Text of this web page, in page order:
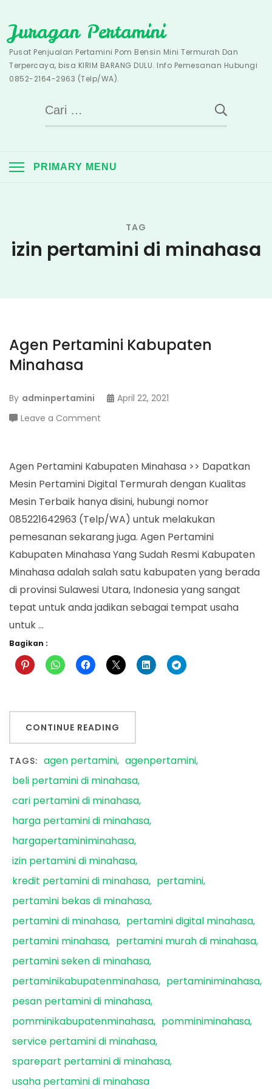
to
content
Juragan Pertamini
Pusat Penjualan Pertamini Pom Bensin Mini Termurah Dan
Terpercaya, bisa KIRIM BARANG DULU. Info Pemesanan Hubungi
0852-2164-2963 (Telp/WA).
Cari
untuk:
PRIMARY MENU
TAG
izin pertamini di minahasa
Agen Pertamini Kabupaten
Minahasa
By adminpertamini
April 22, 2021
Leave a Comment
Kabupaten
Minahasa
Agen Pertamini Kabupaten Minahasa >> Dapatkan
Mesin Pertamini Digital Termurah dengan Kualitas
Mesin Terbaik hanya disini, hubungi nomor
085221642963 (Telp/WA) untuk melakukan
pemesanan sekarang juga. Agen Pertamini
Kabupaten Minahasa Yang Sudah Resmi Kabupaten
Minahasa adalah salah satu kabupaten yang berada
di provinsi Sulawesi Utara, Indonesia yang sangat
tepat untuk anda jadikan sebagai tempat usaha
untuk …
Bagikan :
CONTINUE READING
TAGS: agen pertamini agenpertamini
beli pertamini di minahasa
cari pertamini di minahasa
harga pertamini di minahasa
hargapertaminiminahasa
izin pertamini di minahasa
kredit pertamini di minahasa
pertamini
pertamini bekas di minahasa
pertamini di minahasa
pertamini digital minahasa
pertamini minahasa
pertamini murah di minahasa
pertamini seken di minahasa
pertaminikabupatenminahasa
pertaminiminahasa
pesan pertamini di minahasa
pomminikabupatenminahasa
pomminiminahasa
service pertamini di minahasa
sparepart pertamini di minahasa
usaha pertamini di minahasa